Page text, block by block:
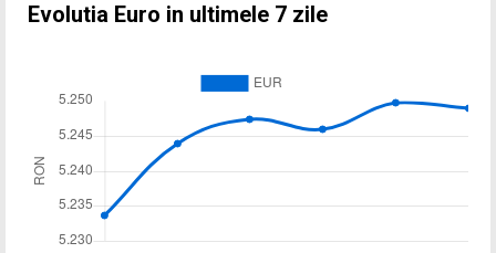
Evolutia Euro in ultimele 7 zile